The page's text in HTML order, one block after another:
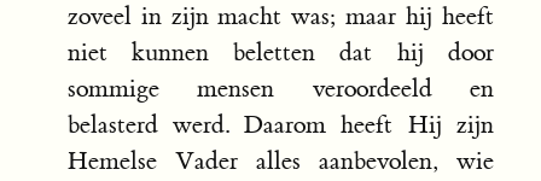
zoveel in zijn macht was; maar hij heeft
niet kunnen beletten dat hij door
sommige mensen veroordeeld en
belasterd werd. Daarom heeft Hij zijn
Hemelse Vader alles aanbevolen, wie